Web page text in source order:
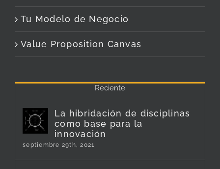
Tu Modelo de Negocio
Value Proposition Canvas
Reciente
La hibridación de disciplinas
como base para la
innovación
septiembre 29th, 2021